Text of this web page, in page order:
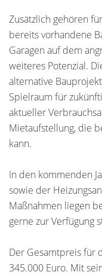
Zusätzlich gehören
bereits vorhandene
Garagen auf dem
weiteres Potenzial.
alternative
Spielraum für
aktueller
Mietaufstellung, die
kann.
In den kommenden
sowie der
Maßnahmen liegen
gerne zur Verfügung
Der Gesamtpreis für
345.000 Euro. Mit